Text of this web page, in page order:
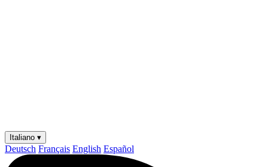
Italiano ▾
Deutsch Français English Español